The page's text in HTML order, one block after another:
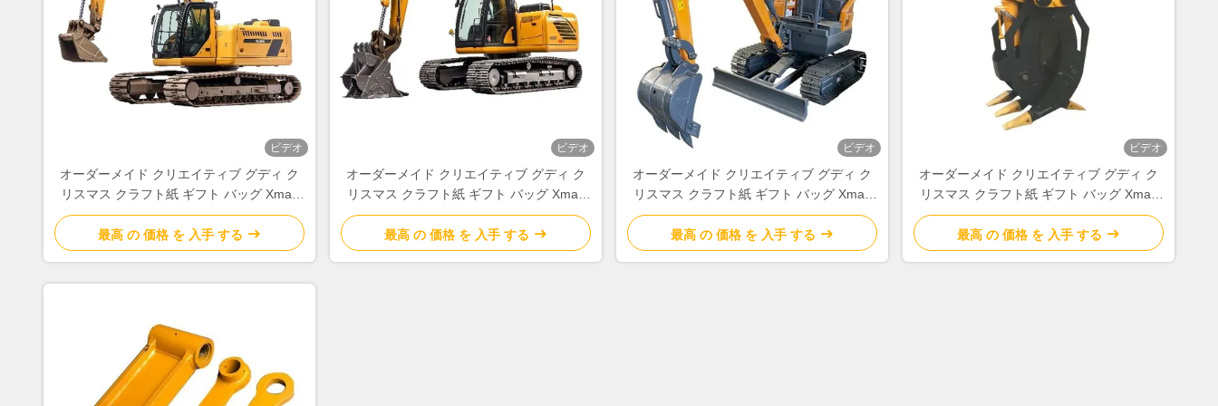
ビデオ
オーダーメイド クリエイティブ グディ ク
リスマス クラフト紙 ギフト バッグ Xmas
デコレーションパーティのための自分のロ
ゴ
最高 の 価格 を 入手 する
ビデオ
オーダーメイド クリエイティブ グディ ク
リスマス クラフト紙 ギフト バッグ Xmas
デコレーションパーティのための自分のロ
ゴ
最高 の 価格 を 入手 する
ビデオ
オーダーメイド クリエイティブ グディ ク
リスマス クラフト紙 ギフト バッグ Xmas
デコレーションパーティのための自分のロ
ゴ
最高 の 価格 を 入手 する
ビデオ
オーダーメイド クリエイティブ グディ ク
リスマス クラフト紙 ギフト バッグ Xmas
デコレーションパーティのための自分のロ
ゴ
最高 の 価格 を 入手 する